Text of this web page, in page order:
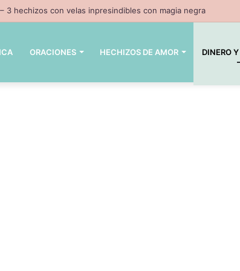
3 hechizos con velas inpresindibles con magia negra
ORACIONES HECHIZOS DE AMOR DINERO